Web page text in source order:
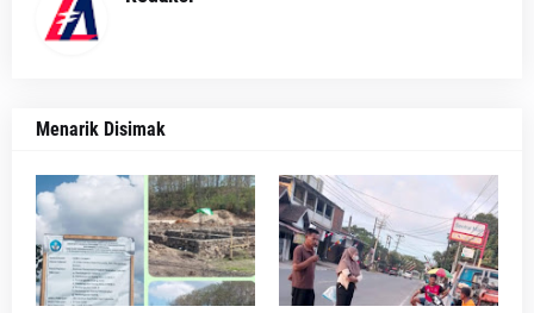
Menarik Disimak